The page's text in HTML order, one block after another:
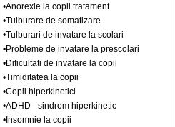
•Anorexie la copii tratament
•Tulburare de somatizare
•Tulburari de invatare la scolari
•Probleme de invatare la prescolari
•Dificultati de invatare la copii
•Timiditatea la copii
•Copii hiperkinetici
•ADHD - sindrom hiperkinetic
•Insomnie la copii